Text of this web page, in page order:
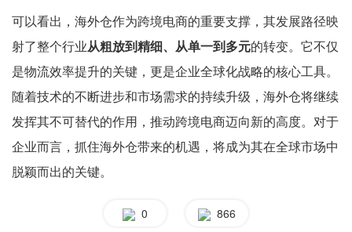
可以看出，海外仓作为跨境电商的重要支撑，其发展路径映
射了整个行业从粗放到精细、从单一到多元的转变。它不仅
是物流效率提升的关键，更是企业全球化战略的核心工具。
随着技术的不断进步和市场需求的持续升级，海外仓将继续
发挥其不可替代的作用，推动跨境电商迈向新的高度。对于
企业而言，抓住海外仓带来的机遇，将成为其在全球市场中
脱颖而出的关键。
0 866